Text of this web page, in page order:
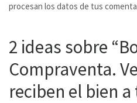
procesan los datos de tus
2 ideas sobre
Compraventa.
reciben el bien a